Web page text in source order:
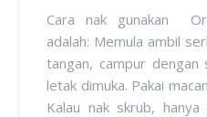
Cara nak gunakan
adalah: Memula ambil
tangan, campur dengan
letak dimuka. Pakai
Kalau nak skrub,